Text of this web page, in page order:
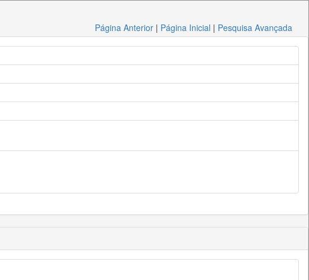
Página Anterior | Página Inicial | Pesquisa Avançada